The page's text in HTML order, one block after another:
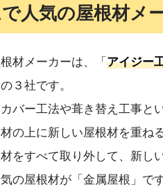
人気の屋根材メ
材メーカーは、「 アイジー
の３社です。
バー工法や葺き替え工事と
の上に新しい屋根材を重ね
をすべて取り外して、新し
の屋根材が「金属屋根」です